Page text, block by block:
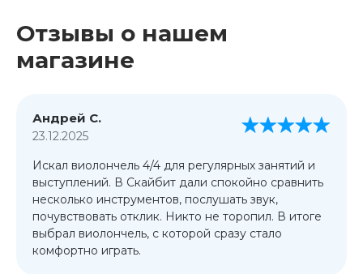
Отзывы о нашем
магазине
Андрей С.
23.12.2025
Искал виолончель 4/4 для регулярных занятий и
выступлений. В Скайбит дали спокойно сравнить
несколько инструментов, послушать звук,
почувствовать отклик. Никто не торопил. В итоге
выбрал виолончель, с которой сразу стало
комфортно играть.